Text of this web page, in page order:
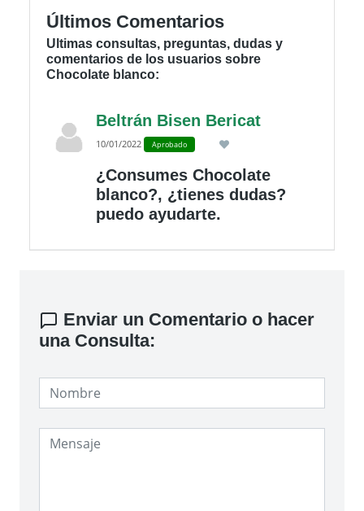
Últimos Comentarios
Ultimas consultas, preguntas, dudas y
comentarios de los usuarios sobre
Chocolate blanco:
Beltrán Bisen Bericat
10/01/2022 Aprobado
¿Consumes Chocolate
blanco?, ¿tienes dudas?
puedo ayudarte.
Enviar un Comentario o hacer
una Consulta: